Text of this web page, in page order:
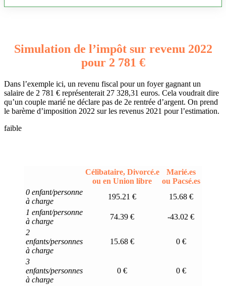
Simulation de l’impôt sur revenu 2022
pour 2 781 €
Dans l’exemple ici, un revenu fiscal pour un foyer gagnant un
salaire de 2 781 € représenterait 27 328,31 euros. Cela voudrait dire
qu’un couple marié ne déclare pas de 2e rentrée d’argent. On prend
le barème d’imposition 2022 sur les revenus 2021 pour l’estimation.
faible
Célibataire, Divorcé.e
ou en Union libre
Marié.es
ou Pacsé.es
0 enfant/personne
à charge
195.21 €
15.68 €
1 enfant/personne
à charge
74.39 €
-43.02 €
2
enfants/personnes
à charge
15.68 € 0 €
3
enfants/personnes
à charge
0 € 0 €